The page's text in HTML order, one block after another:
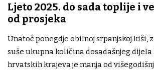
Ljeto 2025. do sada toplije i
od prosjeka
Unatoč ponegdje obilnoj srpanjskoj kiši,
suše ukupna količina dosadašnjeg
hrvatskih krajeva je manja od